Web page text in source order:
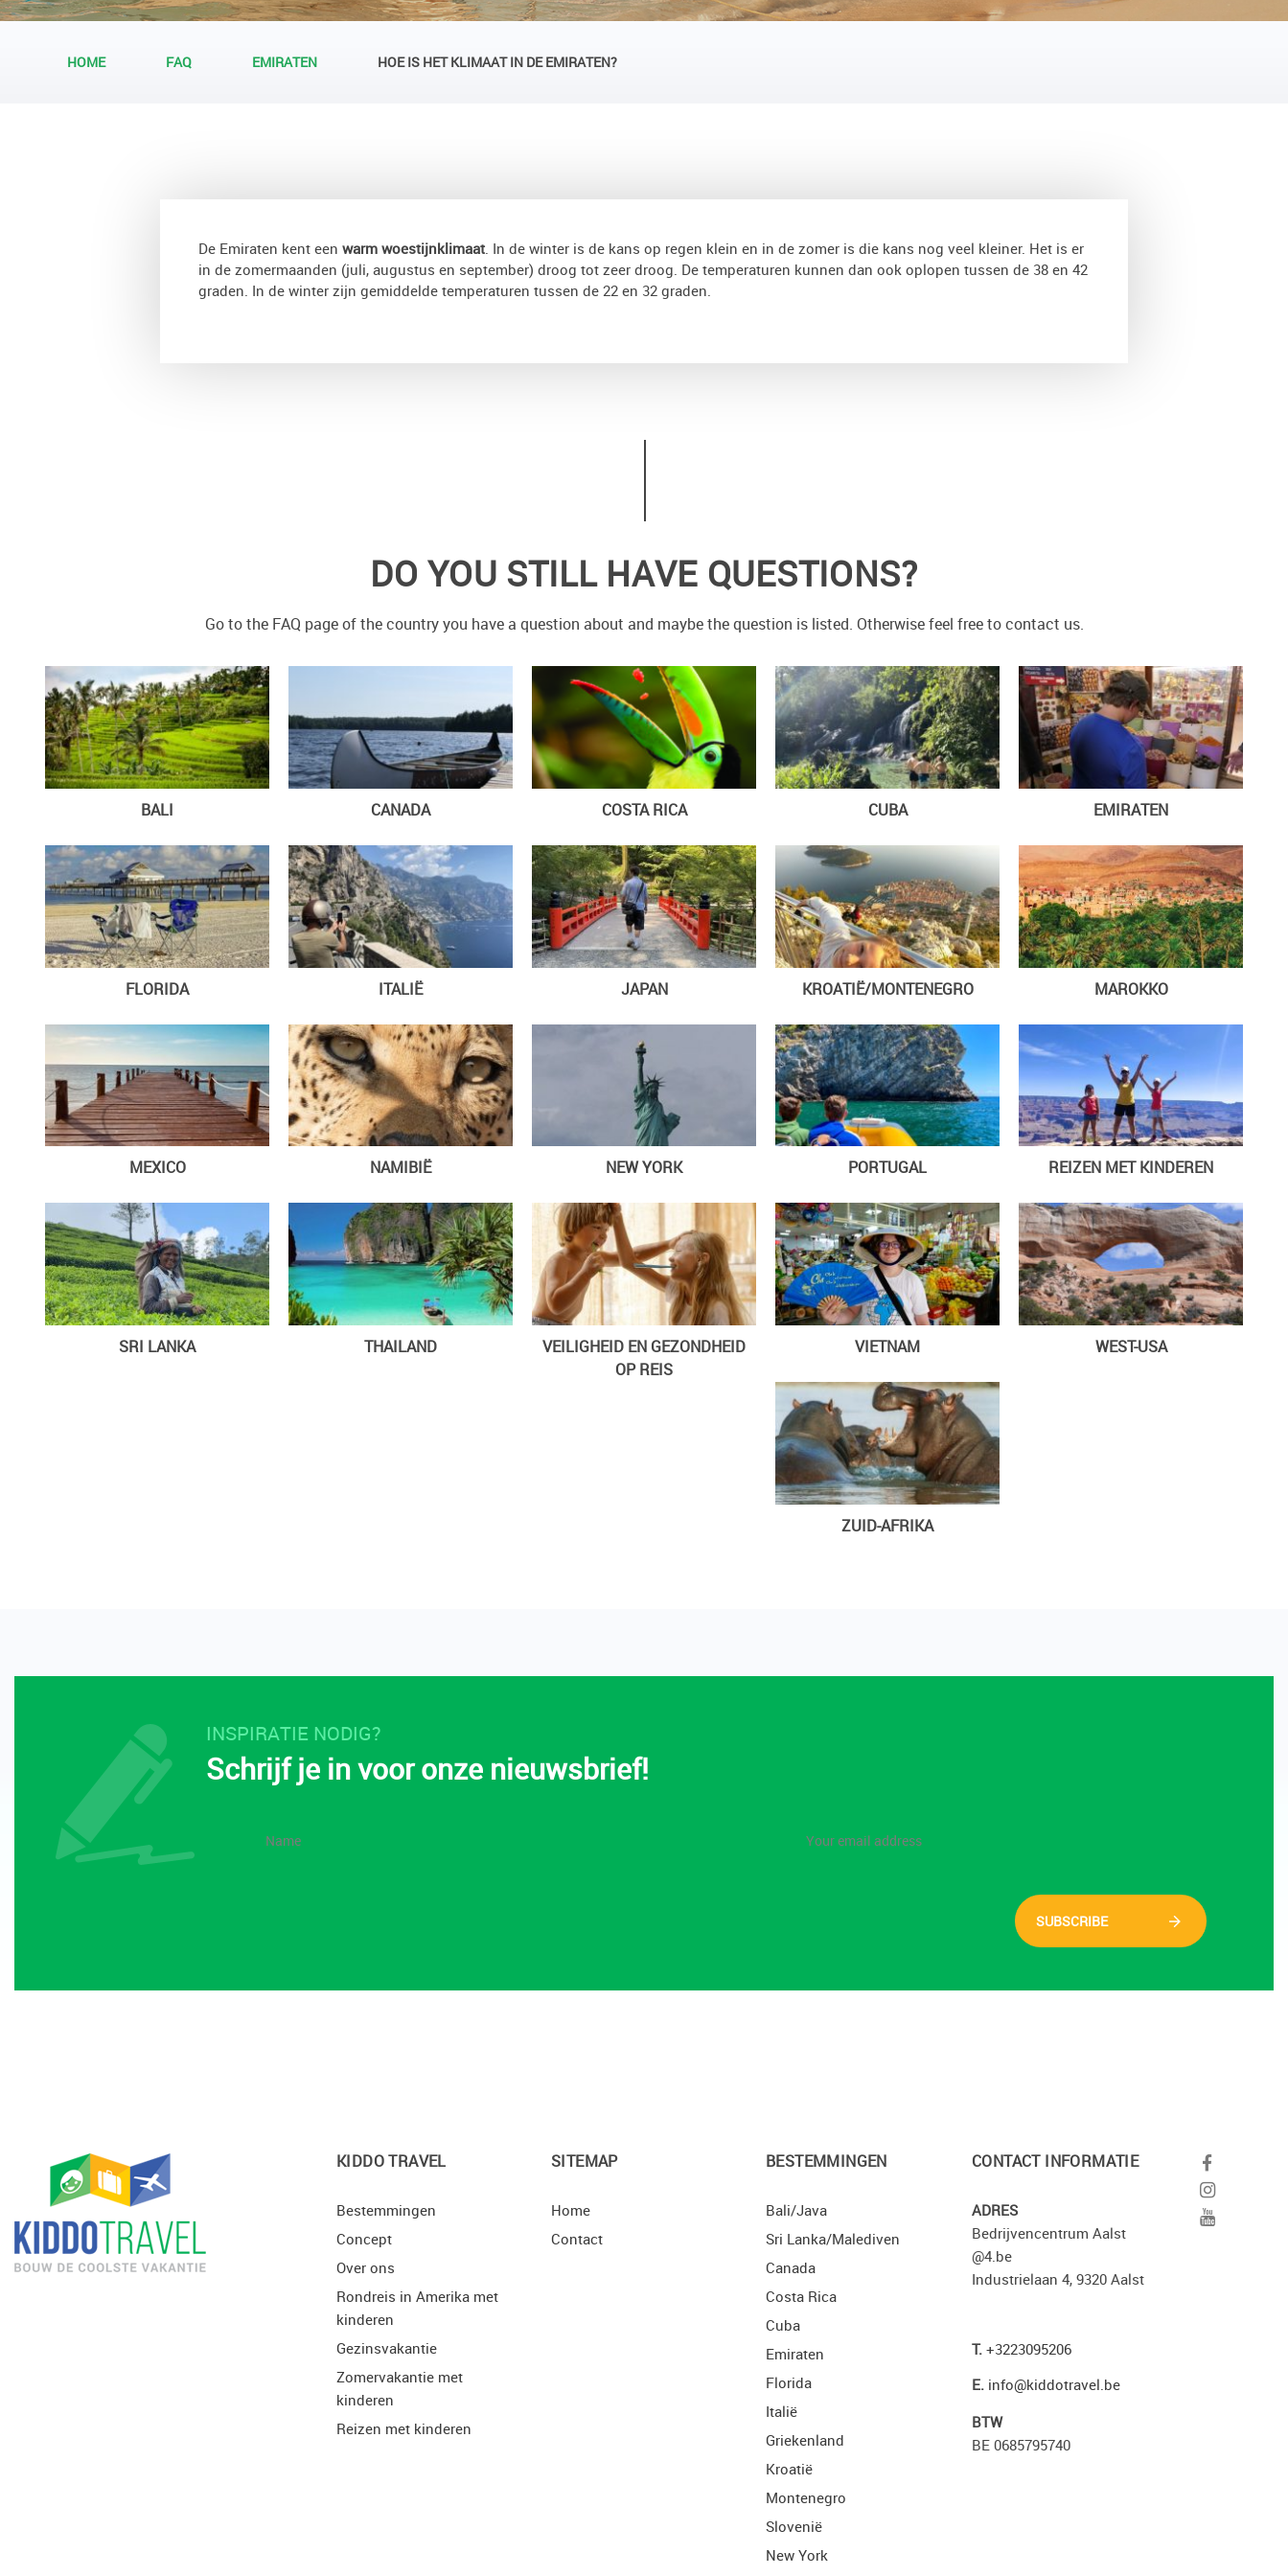
HOME FAQ EMIRATEN HOE IS HET KLIMAAT IN DE EMIRATEN?
De Emiraten kent een warm woestijnklimaat. In de winter is de kans op regen klein en in de zomer is die kans nog veel kleiner. Het is er
in de zomermaanden (juli, augustus en september) droog tot zeer droog. De temperaturen kunnen dan ook oplopen tussen de 38 en 42
graden. In de winter zijn gemiddelde temperaturen tussen de 22 en 32 graden.
DO YOU STILL HAVE QUESTIONS?
Go to the FAQ page of the country you have a question about and maybe the question is listed. Otherwise feel free to contact us.
BALI CANADA COSTA RICA CUBA EMIRATEN
FLORIDA ITALIË JAPAN KROATIË/MONTENEGRO MAROKKO
MEXICO NAMIBIË NEW YORK PORTUGAL REIZEN MET KINDEREN
SRI LANKA THAILAND
VEILIGHEID EN GEZONDHEID
OP REIS
VIETNAM WEST-USA
ZUID-AFRIKA
INSPIRATIE NODIG?
Schrijf je in voor onze nieuwsbrief!
SUBSCRIBE
KIDDO TRAVEL
Bestemmingen
Concept
Over ons
Rondreis in Amerika met
kinderen
Gezinsvakantie
Zomervakantie met
kinderen
Reizen met kinderen
SITEMAP
Home
Contact
BESTEMMINGEN
Bali/Java
Sri Lanka/Malediven
Canada
Costa Rica
Cuba
Emiraten
Florida
Italië
Griekenland
Kroatië
Montenegro
Slovenië
New York
CONTACT INFORMATIE
ADRES
Bedrijvencentrum Aalst
@4.be
Industrielaan 4, 9320 Aalst
T. +3223095206
E. info@kiddotravel.be
BTW
BE 0685795740